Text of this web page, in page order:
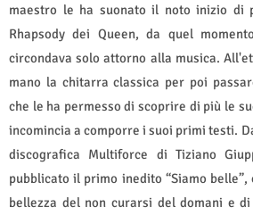
maestro le ha suonato il noto inizio di
Rhapsody dei Queen, da quel
circondava solo attorno alla musica.
mano la chitarra classica per poi
che le ha permesso di scoprire di più le
incomincia a comporre i suoi primi testi.
discografica Multiforce di Tiziano
pubblicato il primo inedito “Siamo
bellezza del non curarsi del domani e